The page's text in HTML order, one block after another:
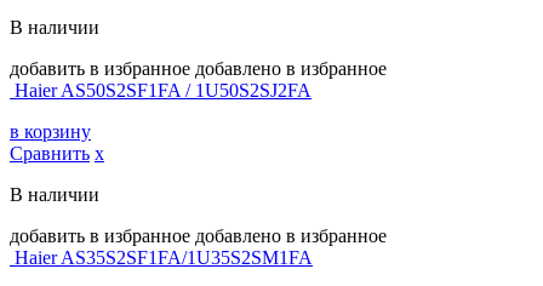
В наличии
добавить в избранное добавлено в избранное
Haier AS50S2SF1FA / 1U50S2SJ2FA
в корзину
Сравнить х
В наличии
добавить в избранное добавлено в избранное
Haier AS35S2SF1FA/1U35S2SM1FA